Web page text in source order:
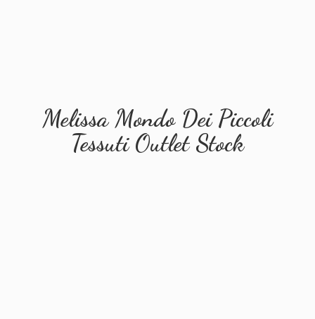
Melissa Mondo Dei Piccoli
Tessuti Outlet Stock